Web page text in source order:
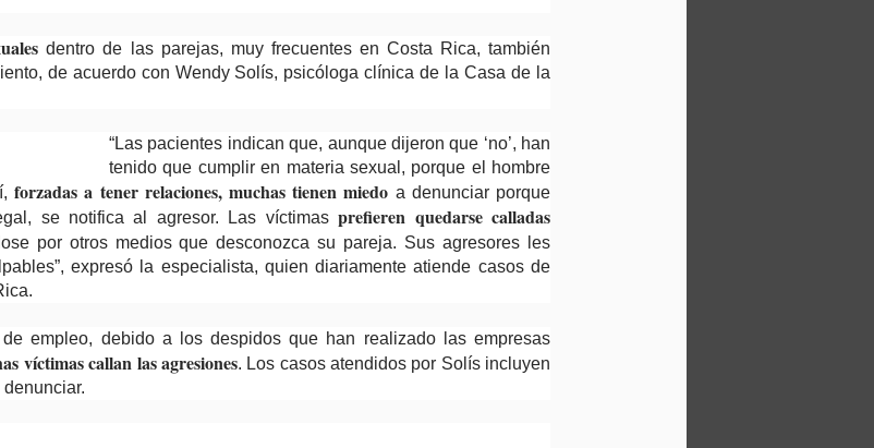
dentro de las parejas, muy frecuentes en Costa Rica, también
de acuerdo con Wendy Solís, psicóloga clínica de la Casa de la
“Las pacientes indican que, aunque dijeron que ‘no’, han
tenido que cumplir en materia sexual, porque el hombre
forzadas a tener relaciones, muchas tienen miedo a denunciar porque
se notifica al agresor. Las víctimasprefieren quedarse calladas
por otros medios que desconozca su pareja. Sus agresores les
expresó la especialista, quien diariamente atiende casos de
empleo, debido a los despidos que han realizado las empresas
víctimas callan las agresiones. Los casos atendidos por Solís incluyen